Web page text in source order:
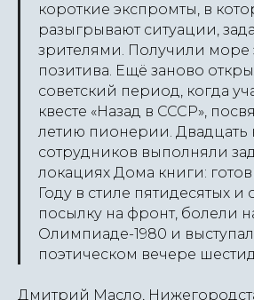
короткие экспромты, в
разыгрывают ситуации,
зрителями. Получили
позитива. Ещё заново
советский период, когда
квесте «Назад в СССР»,
летию пионерии. Двадцать
сотрудников выполняли
локациях Дома книги:
Году в стиле пятидесятых и
посылку на фронт, болели
Олимпиаде-1980 и
поэтическом вечере
Дмитрий Масло,